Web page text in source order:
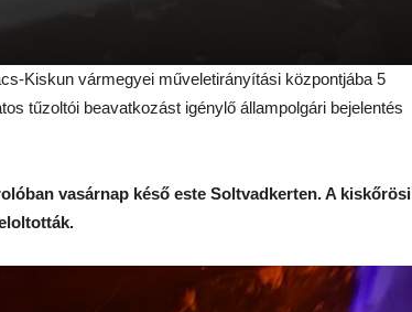
Kiskun vármegyei műveletirányítási központjába 5
tűzoltói beavatkozást igénylő állampolgári bejelentés
vasárnap késő este Soltvadkerten. A kiskőrösi